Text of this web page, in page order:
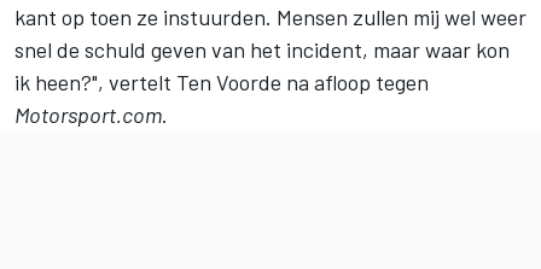
kant op toen ze instuurden. Mensen zullen mij wel weer
snel de schuld geven van het incident, maar waar kon
ik heen?", vertelt Ten Voorde na afloop tegen
Motorsport.com.